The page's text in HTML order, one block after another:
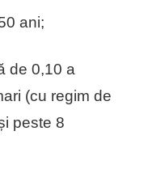
ani;
de 0,10 a
(cu regim de
peste 8